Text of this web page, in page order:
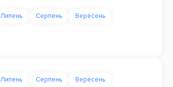
Липень Серпень Вересень
Липень Серпень Вересень